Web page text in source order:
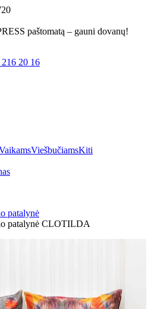
paštomatą – gauni dovanų!
20 16
ViešbučiamsKiti
patalynė
patalynė CLOTILDA